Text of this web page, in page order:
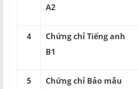
A2
4
Chứng chỉ Tiếng anh
B1
5
Chứng chỉ Bảo mẫu